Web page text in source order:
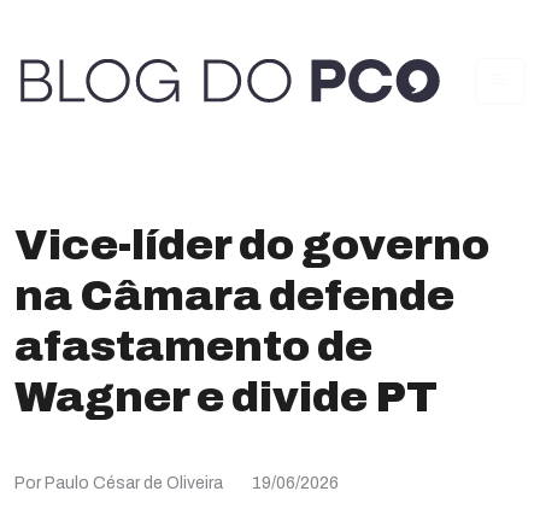
Vice-líder do governo
na Câmara defende
afastamento de
Wagner e divide PT
Por Paulo César de Oliveira 19/06/2026